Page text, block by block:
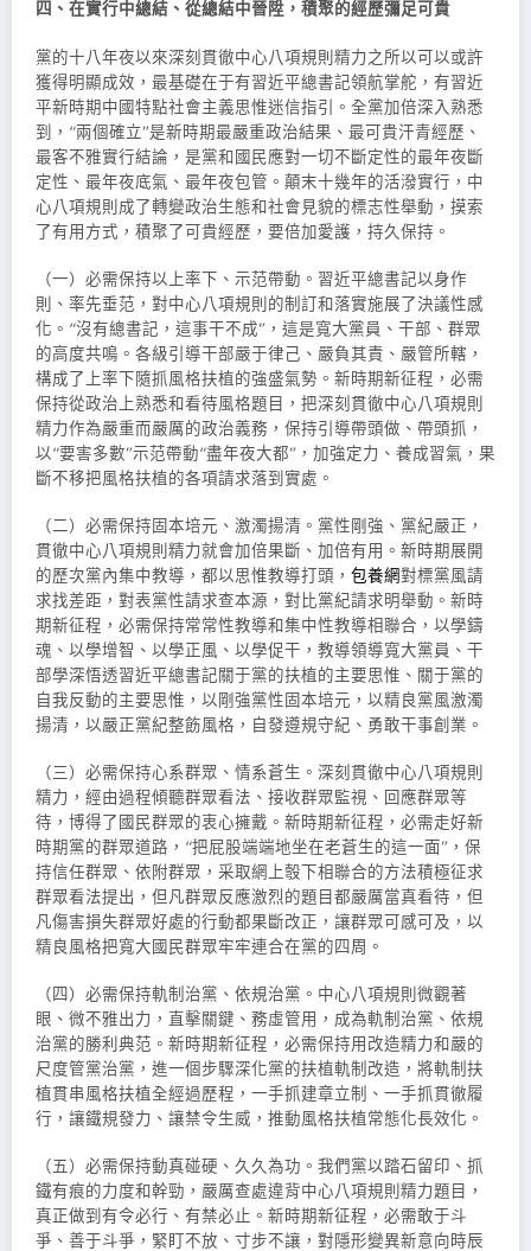
四、在實行中總結、從總結中晉陞，積聚的經歷彌足可貴
黨的十八年夜以來深刻貫徹中心八項規則精力之所以可以或許
獲得明顯成效，最基礎在于有習近平總書記領航掌舵，有習近
平新時期中國特點社會主義思惟迷信指引。全黨加倍深入熟悉
到，“兩個確立”是新時期最嚴重政治結果、最可貴汗青經歷、
最客不雅實行結論，是黨和國民應對一切不斷定性的最年夜斷
定性、最年夜底氣、最年夜包管。顛末十幾年的活潑實行，中
心八項規則成了轉變政治生態和社會見貌的標志性舉動，摸索
了有用方式，積聚了可貴經歷，要倍加愛護，持久保持。
（一）必需保持以上率下、示范帶動。習近平總書記以身作
則、率先垂范，對中心八項規則的制訂和落實施展了決議性感
化。“沒有總書記，這事干不成”，這是寬大黨員、干部、群眾
的高度共鳴。各級引導干部嚴于律己、嚴負其責、嚴管所轄，
構成了上率下隨抓風格扶植的強盛氣勢。新時期新征程，必需
保持從政治上熟悉和看待風格題目，把深刻貫徹中心八項規則
精力作為嚴重而嚴厲的政治義務，保持引導帶頭做、帶頭抓，
以“要害多數”示范帶動“盡年夜大都”，加強定力、養成習氣，果
斷不移把風格扶植的各項請求落到實處。
（二）必需保持固本培元、激濁揚清。黨性剛強、黨紀嚴正，
貫徹中心八項規則精力就會加倍果斷、加倍有用。新時期展開
的歷次黨內集中教導，都以思惟教導打頭， 包養網對標黨風請
求找差距，對表黨性請求查本源，對比黨紀請求明舉動。新時
期新征程，必需保持常常性教導和集中性教導相聯合，以學鑄
魂、以學增智、以學正風、以學促干，教導領導寬大黨員、干
部學深悟透習近平總書記關于黨的扶植的主要思惟、關于黨的
自我反動的主要思惟，以剛強黨性固本培元，以精良黨風激濁
揚清，以嚴正黨紀整飭風格，自發遵規守紀、勇敢干事創業。
（三）必需保持心系群眾、情系蒼生。深刻貫徹中心八項規則
精力，經由過程傾聽群眾看法、接收群眾監視、回應群眾等
待，博得了國民群眾的衷心擁戴。新時期新征程，必需走好新
時期黨的群眾道路，“把屁股端端地坐在老蒼生的這一面”，保
持信任群眾、依附群眾，采取網上彀下相聯合的方法積極征求
群眾看法提出，但凡群眾反應激烈的題目都嚴厲當真看待，但
凡傷害損失群眾好處的行動都果斷改正，讓群眾可感可及，以
精良風格把寬大國民群眾牢牢連合在黨的四周。
（四）必需保持軌制治黨、依規治黨。中心八項規則微觀著
眼、微不雅出力，直擊關鍵、務虛管用，成為軌制治黨、依規
治黨的勝利典范。新時期新征程，必需保持用改造精力和嚴的
尺度管黨治黨，進一個步驟深化黨的扶植軌制改造，將軌制扶
植貫串風格扶植全經過歷程，一手抓建章立制、一手抓貫徹履
行，讓鐵規發力、讓禁令生威，推動風格扶植常態化長效化。
（五）必需保持動真碰硬、久久為功。我們黨以踏石留印、抓
鐵有痕的力度和幹勁，嚴厲查處違背中心八項規則精力題目，
真正做到有令必行、有禁必止。新時期新征程，必需敢于斗
爭、善于斗爭，緊盯不放、寸步不讓，對隱形變異新意向時辰